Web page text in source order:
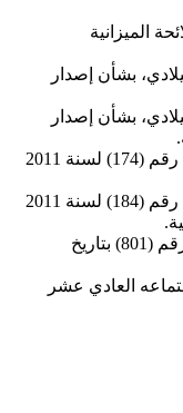
الميزانية
رقم (10) لسنة 1992 ميلادي، بشأن إصدار
رقم (12) لسنة 2012 ميلادي، بشأن إصدار
وعلى قرار المجلس الوطني الانتقالي رقم (174) لسنة 2011
وعلى قرار المجلس الوطني الانتقالي رقم (184) لسنة 2011
وعلى ما عرضه وزير الداخلية بكتابه رقم (801) بتاريخ
العادي عشر